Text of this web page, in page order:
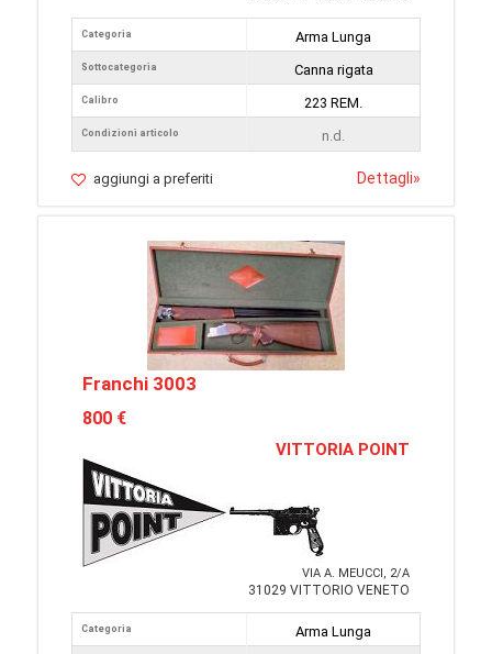
Categoria
Sottocategoria
Calibro
Condizioni articolo
Arma Lunga
Canna rigata
223 REM.
n.d.
aggiungi a preferiti Dettagli»
Franchi 3003
800 €
VITTORIA POINT
VIA A. MEUCCI, 2/A
31029 VITTORIO VENETO
Categoria
Arma Lunga